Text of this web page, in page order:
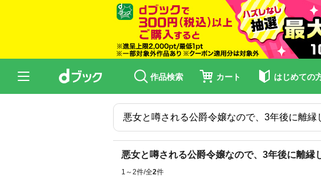
作品検索 カート はじめての
悪女と噂される公爵令嬢なので、3年後に離
1～2件/全2件